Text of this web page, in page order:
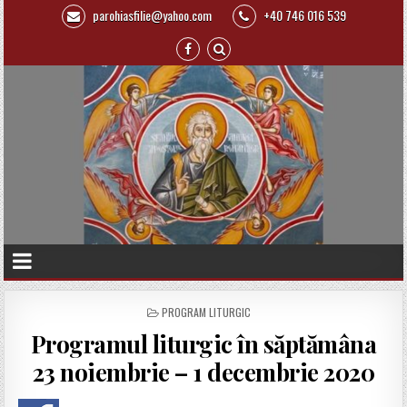
parohiasfilie@yahoo.com +40 746 016 539
P
S
T
E
PROGRAM LITURGIC
Programul liturgic în săptămâna
23 noiembrie – 1 decembrie 2020